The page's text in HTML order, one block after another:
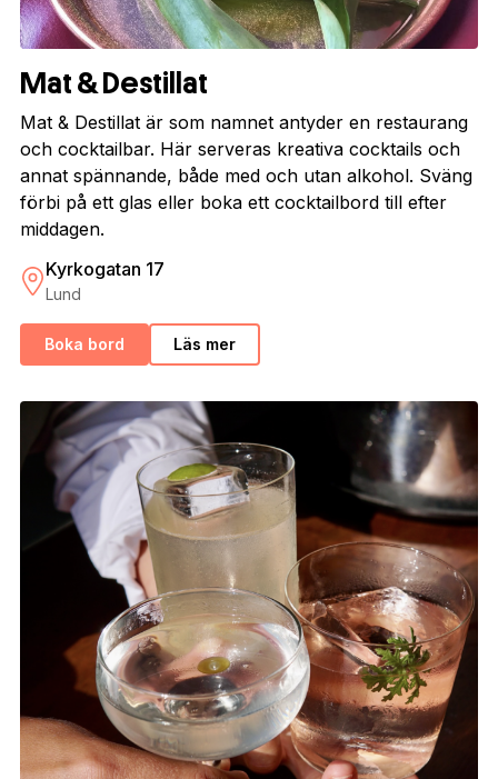
Mat & Destillat
Mat & Destillat är som namnet antyder en restaurang
och cocktailbar. Här serveras kreativa cocktails och
annat spännande, både med och utan alkohol. Sväng
förbi på ett glas eller boka ett cocktailbord till efter
middagen.
Kyrkogatan 17
Lund
Boka bord Läs mer